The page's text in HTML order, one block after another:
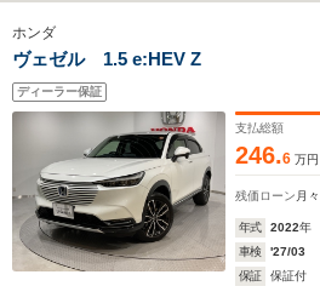
ホンダ
ヴェゼル 1.5 e:HEV Z
ディーラー保証
支払総額
246.6 万円
残価ローン 月々
年式 2022年
車検
'27/03
保証
保証付